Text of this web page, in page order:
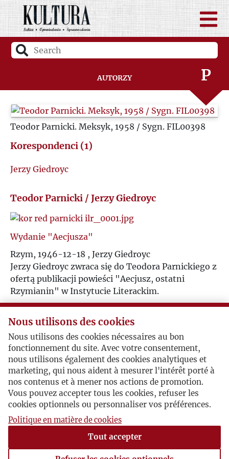
Autorzy
N
O
P
Q
R
V
W
Ż
Teodor Parnicki. Meksyk, 1958 / Sygn. FIL00398
Korespondenci (1)
Jerzy Giedroyc
Teodor Parnicki / Jerzy Giedroyc
Wydanie "Aecjusza"
Rzym, 1946-12-18 , Jerzy Giedroyc
Jerzy Giedroyc zwraca się do Teodora Parnickiego z
ofertą publikacji powieści "Aecjusz, ostatni
Rzymianin" w Instytucie Literackim.
Zgoda na wydanie "Aecjusza"... po włosku
Meksyk (miasto), 1947-02-12 , Teodor Parnicki
Teodor Parnicki wyraża zgodę na wydanie
"Aecjusza" (ale po włosku) i opisuje Jerzemu
Giedroyciowi swoje dalsze plany literackie.
Przypieczętowanie współpracy
1947-03-03 , Jerzy Giedroyc
Jerzy Giedroyc wyraża radość za to, że Teodor
Nous utilisons des cookies
Nous utilisons des cookies nécessaires au bon
fonctionnement du site. Avec votre consentement,
nous utilisons également des cookies analytiques et
marketing, qui nous aident à mesurer l'intérêt porté à
nos contenus et à mener nos actions de promotion.
Vous pouvez accepter tous les cookies, refuser les
cookies optionnels ou personnaliser vos préférences.
Politique en matière de cookies
Tout accepter